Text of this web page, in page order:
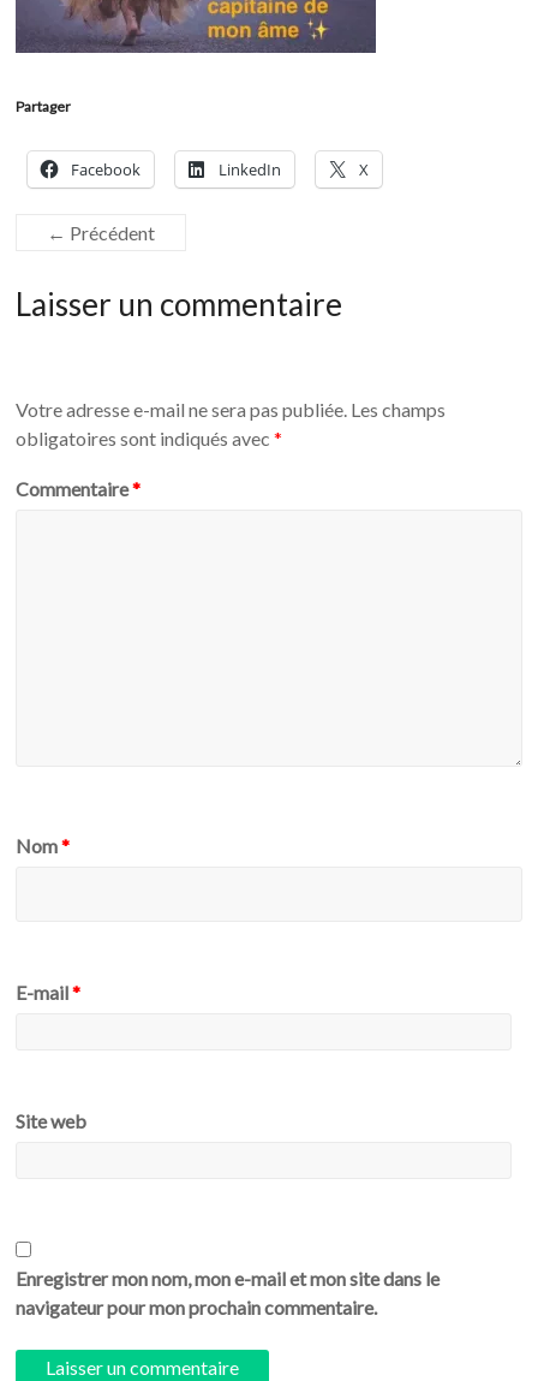
Partager
Facebook LinkedIn X
← Précédent
Laisser un commentaire
Votre adresse e-mail ne sera pas publiée. Les champs
obligatoires sont indiqués avec*
Commentaire*
Nom*
E-mail*
Site web
Enregistrer mon nom, mon e-mail et mon site dans le
navigateur pour mon prochain commentaire.